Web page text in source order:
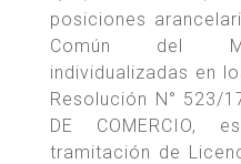
posiciones
Común del
individualizadas en
Resolución N° 523/
DE COMERCIO,
tramitación de